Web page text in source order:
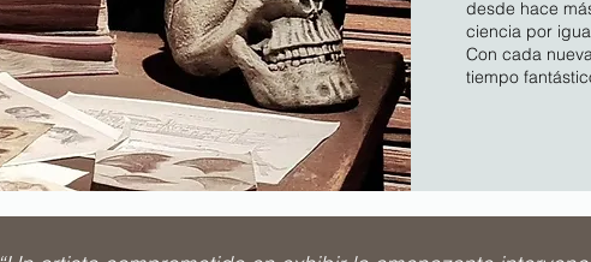
desde hace
ciencia por
Con cada
tiempo